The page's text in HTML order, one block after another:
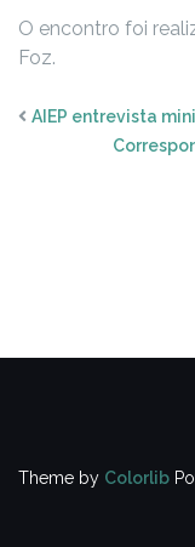
O encontro foi
Foz.
AIEP entrevista
Theme by Colorlib